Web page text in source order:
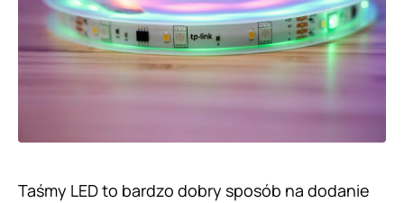
Taśmy LED to bardzo dobry sposób na dodanie